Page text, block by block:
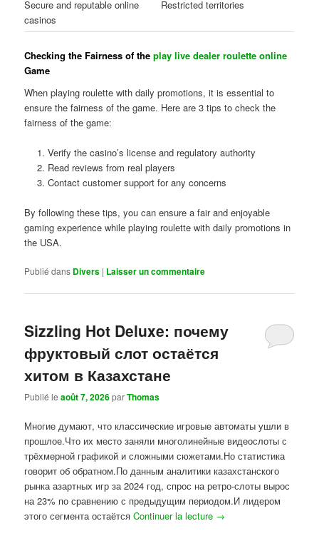
Secure and reputable online
casinos
Restricted territories
Checking the Fairness of theplay live dealer roulette online
Game
When playing roulette with daily promotions, it is essential to
ensure the fairness of the game. Here are 3 tips to check the
fairness of the game:
Verify the casino’s license and regulatory authority
Read reviews from real players
Contact customer support for any concerns
By following these tips, you can ensure a fair and enjoyable
gaming experience while playing roulette with daily promotions in
the USA.
Publié dans Divers | Laisser un commentaire
Sizzling Hot Deluxe: почему
фруктовый слот остаётся
хитом в Казахстане
Publié leaoût 7, 2026parThomas
Многие думают, что классические игровые автоматы ушли в
прошлое.Что их место заняли многолинейные видеослоты с
трёхмерной графикой и сложными сюжетами.Но статистика
говорит об обратном.По данным аналитики казахстанского
рынка азартных игр за 2024 год, спрос на ретро-слоты вырос
на 23% по сравнению с предыдущим периодом.И лидером
этого сегмента остаётсяContinuer la lecture →